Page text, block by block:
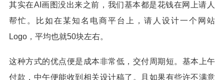
其实在AI画图没出来之前，我们基本都是花钱在网上请人
帮忙。比如在某知名电商平台上，请人设计一个网站
Logo，平均也就50块左右。
这种方式的优点便是成本非常低，交付周期短。基本上午
付款，中午便能收到相关设计稿了。且如果有些许不满意